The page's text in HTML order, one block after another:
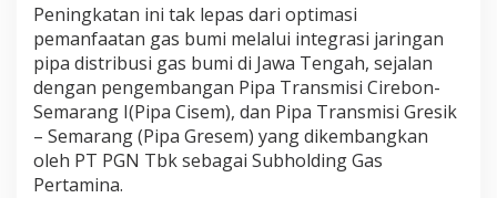
Peningkatan ini tak lepas dari optimasi
pemanfaatan gas bumi melalui integrasi jaringan
pipa distribusi gas bumi di Jawa Tengah, sejalan
dengan pengembangan Pipa Transmisi Cirebon-
Semarang I(Pipa Cisem), dan Pipa Transmisi Gresik
– Semarang (Pipa Gresem) yang dikembangkan
oleh PT PGN Tbk sebagai Subholding Gas
Pertamina.